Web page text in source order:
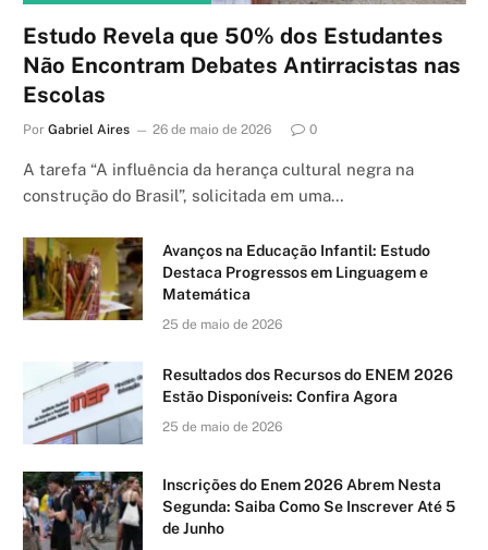
Estudo Revela que 50% dos Estudantes
Não Encontram Debates Antirracistas nas
Escolas
Por Gabriel Aires 26 de maio de 2026 0
A tarefa “A influência da herança cultural negra na
construção do Brasil”, solicitada em uma…
Avanços na Educação Infantil: Estudo
Destaca Progressos em Linguagem e
Matemática
25 de maio de 2026
Resultados dos Recursos do ENEM 2026
Estão Disponíveis: Confira Agora
25 de maio de 2026
Inscrições do Enem 2026 Abrem Nesta
Segunda: Saiba Como Se Inscrever Até 5
de Junho